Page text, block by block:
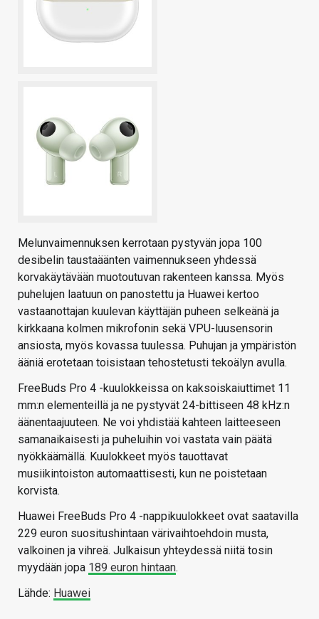
Melunvaimennuksen kerrotaan pystyvän jopa 100
desibelin taustaäänten vaimennukseen yhdessä
korvakäytävään muotoutuvan rakenteen kanssa. Myös
puhelujen laatuun on panostettu ja Huawei kertoo
vastaanottajan kuulevan käyttäjän puheen selkeänä ja
kirkkaana kolmen mikrofonin sekä VPU-luusensorin
ansiosta, myös kovassa tuulessa. Puhujan ja ympäristön
ääniä erotetaan toisistaan tehostetusti tekoälyn avulla.
FreeBuds Pro 4 -kuulokkeissa on kaksoiskaiuttimet 11
mm:n elementeillä ja ne pystyvät 24-bittiseen 48 kHz:n
äänentaajuuteen. Ne voi yhdistää kahteen laitteeseen
samanaikaisesti ja puheluihin voi vastata vain päätä
nyökkäämällä. Kuulokkeet myös tauottavat
musiikintoiston automaattisesti, kun ne poistetaan
korvista.
Huawei FreeBuds Pro 4 -nappikuulokkeet ovat saatavilla
229 euron suositushintaan värivaihtoehdoin musta,
valkoinen ja vihreä. Julkaisun yhteydessä niitä tosin
myydään jopa 189 euron hintaan.
Lähde: Huawei